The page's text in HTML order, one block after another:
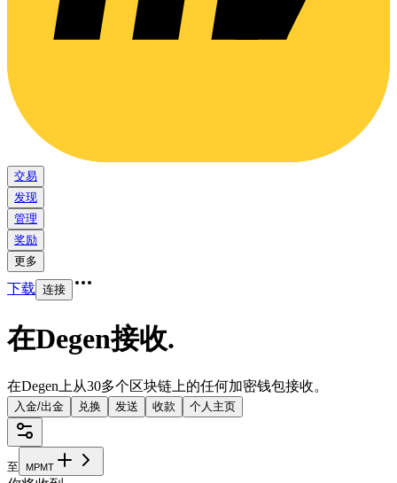
交易
发现
管理
奖励
更多
下载 连接
在Degen接收.
在Degen上从30多个区块链上的任何加密钱包接收。
入金/出金 兑换 发送 收款 个人主页
至 MPMT